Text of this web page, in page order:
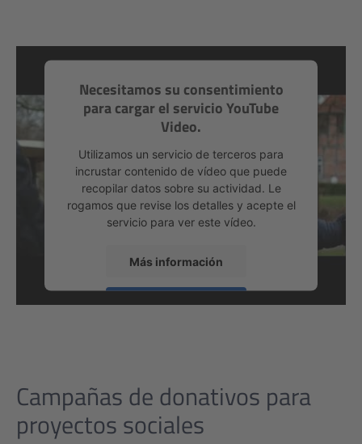
Necesitamos su consentimiento
para cargar el servicio YouTube
Video.
Utilizamos un servicio de terceros para
incrustar contenido de vídeo que puede
recopilar datos sobre su actividad. Le
rogamos que revise los detalles y acepte el
servicio para ver este vídeo.
Más información
Aceptar
Campañas de donativos para
proyectos sociales